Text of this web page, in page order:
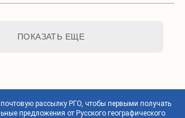
ПОКАЗАТЬ ЕЩЕ
рассылку РГО, чтобы первыми получать
предложения от Русского географического